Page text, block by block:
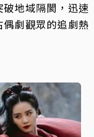
地域隔閡，迅速
劇觀眾的追劇熱